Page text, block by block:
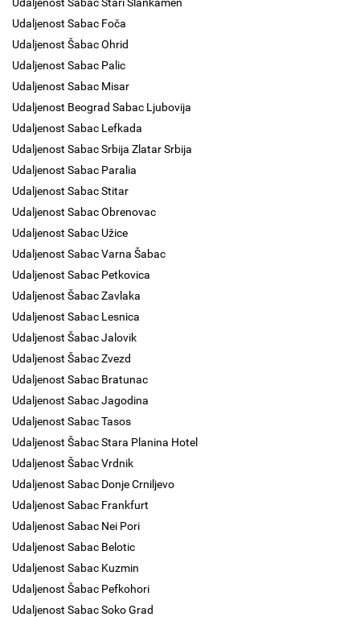
Udaljenost Sabac Foča
Udaljenost Šabac Ohrid
Udaljenost Sabac Palic
Udaljenost Sabac Misar
Udaljenost Beograd Sabac Ljubovija
Udaljenost Sabac Lefkada
Udaljenost Sabac Srbija Zlatar Srbija
Udaljenost Sabac Paralia
Udaljenost Sabac Stitar
Udaljenost Sabac Obrenovac
Udaljenost Sabac Užice
Udaljenost Sabac Varna Šabac
Udaljenost Sabac Petkovica
Udaljenost Šabac Zavlaka
Udaljenost Sabac Lesnica
Udaljenost Šabac Jalovik
Udaljenost Šabac Zvezd
Udaljenost Sabac Bratunac
Udaljenost Sabac Jagodina
Udaljenost Sabac Tasos
Udaljenost Šabac Stara Planina Hotel
Udaljenost Šabac Vrdnik
Udaljenost Sabac Donje Crniljevo
Udaljenost Sabac Frankfurt
Udaljenost Sabac Nei Pori
Udaljenost Sabac Belotic
Udaljenost Sabac Kuzmin
Udaljenost Šabac Pefkohori
Udaljenost Sabac Soko Grad